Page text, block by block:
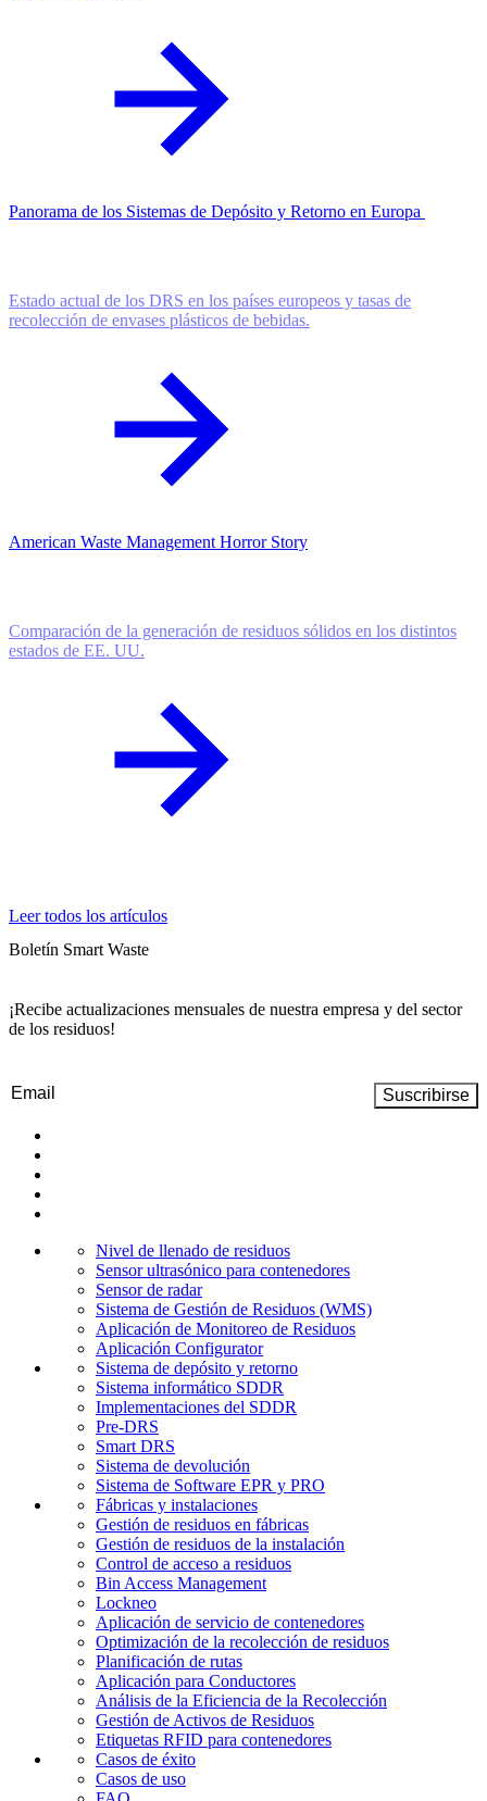
Panorama de los Sistemas de Depósito y Retorno en Europa
Estado actual de los DRS en los países europeos y tasas de
recolección de envases plásticos de bebidas.
American Waste Management Horror Story
Comparación de la generación de residuos sólidos en los distintos
estados de EE. UU.
Leer todos los artículos
Boletín Smart Waste
¡Recibe actualizaciones mensuales de nuestra empresa y del sector
de los residuos!
Email(Obligatorio)
Nivel de llenado de residuos
Sensor ultrasónico para contenedores
Sensor de radar
Sistema de Gestión de Residuos (WMS)
Aplicación de Monitoreo de Residuos
Aplicación Configurator
Sistema de depósito y retorno
Sistema informático SDDR
Implementaciones del SDDR
Pre-DRS
Smart DRS
Sistema de devolución
Sistema de Software EPR y PRO
Fábricas y instalaciones
Gestión de residuos en fábricas
Gestión de residuos de la instalación
Control de acceso a residuos
Bin Access Management
Lockneo
Aplicación de servicio de contenedores
Optimización de la recolección de residuos
Planificación de rutas
Aplicación para Conductores
Análisis de la Eficiencia de la Recolección
Gestión de Activos de Residuos
Etiquetas RFID para contenedores
Casos de éxito
Casos de uso